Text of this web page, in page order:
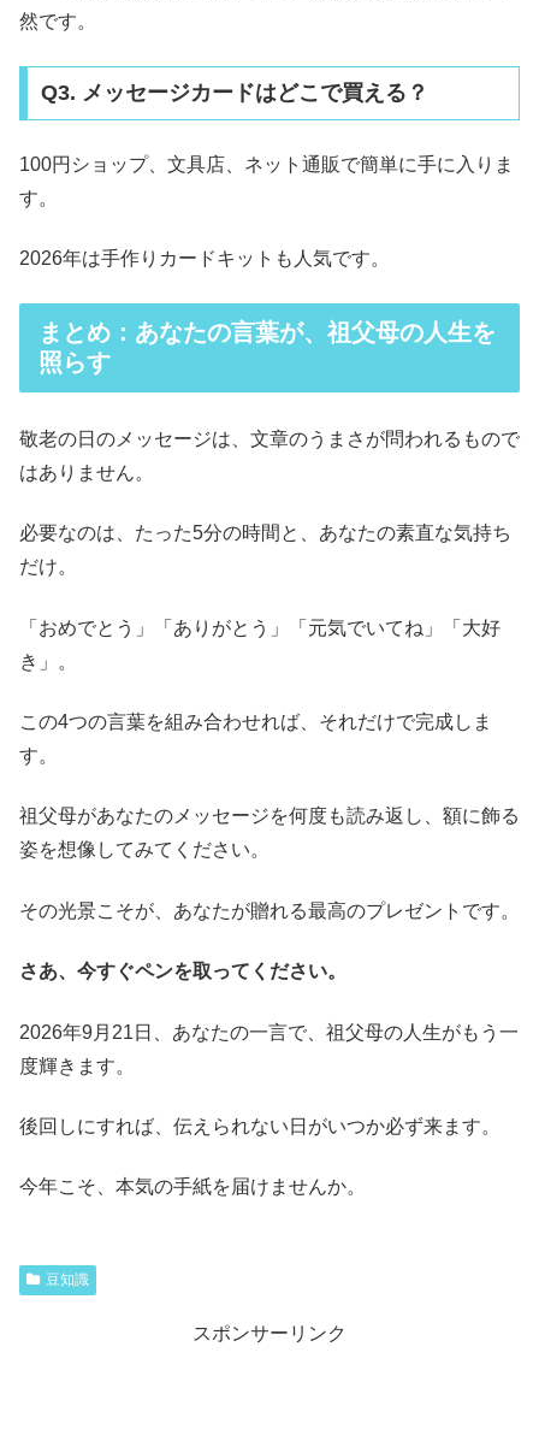
然です。
Q3. メッセージカードはどこで買える？
100円ショップ、文具店、ネット通販で簡単に手に入りま
す。
2026年は手作りカードキットも人気です。
まとめ：あなたの言葉が、祖父母の人生を
照らす
敬老の日のメッセージは、文章のうまさが問われるもので
はありません。
必要なのは、たった5分の時間と、あなたの素直な気持ち
だけ。
「おめでとう」「ありがとう」「元気でいてね」「大好
き」。
この4つの言葉を組み合わせれば、それだけで完成しま
す。
祖父母があなたのメッセージを何度も読み返し、額に飾る
姿を想像してみてください。
その光景こそが、あなたが贈れる最高のプレゼントです。
さあ、今すぐペンを取ってください。
2026年9月21日、あなたの一言で、祖父母の人生がもう一
度輝きます。
後回しにすれば、伝えられない日がいつか必ず来ます。
今年こそ、本気の手紙を届けませんか。
豆知識
スポンサーリンク